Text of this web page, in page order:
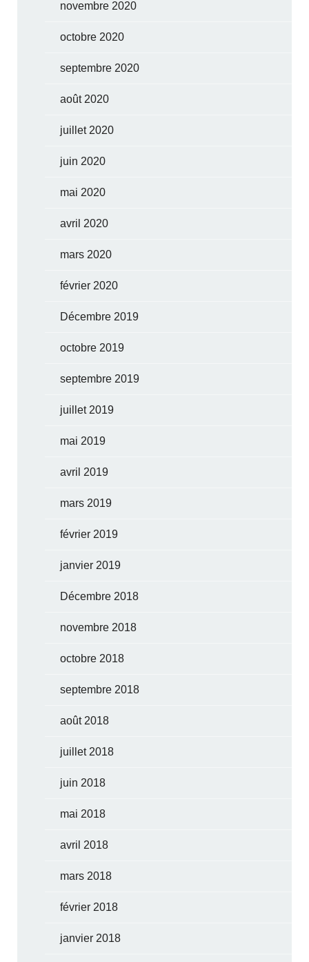
novembre 2020
octobre 2020
septembre 2020
août 2020
juillet 2020
juin 2020
mai 2020
avril 2020
mars 2020
février 2020
Décembre 2019
octobre 2019
septembre 2019
juillet 2019
mai 2019
avril 2019
mars 2019
février 2019
janvier 2019
Décembre 2018
novembre 2018
octobre 2018
septembre 2018
août 2018
juillet 2018
juin 2018
mai 2018
avril 2018
mars 2018
février 2018
janvier 2018